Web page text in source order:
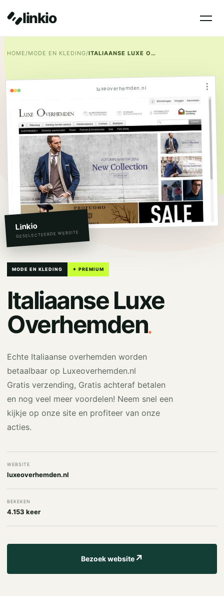
linkio
HOME/MODE EN KLEDING/ ITALIAANSE LUXE OVERHEMDEN
luxeoverhemden.nl ⋮
Linkio
GESELECTEERDE WEBSITE
MODE EN KLEDING ✦ PREMIUM
Italiaanse Luxe
Overhemden.
Echte Italiaanse overhemden worden
betaalbaar op Luxeoverhemden.nl
Gratis verzending, Gratis achteraf betalen
en nog veel meer voordelen! Neem snel een
kijkje op onze site en profiteer van onze
acties.
WEBSITE
luxeoverhemden.nl
BEKEKEN
4.153 keer
Bezoek website↗